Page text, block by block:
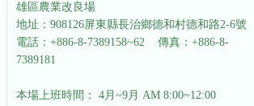
雄區農業改良場
地址：908126屏東縣長治鄉德和村德和路2-6號
電話：+886-8-7389158~62 傳真：+886-8-
7389181
本場上班時間： 4月~9月 AM 8:00~12:00